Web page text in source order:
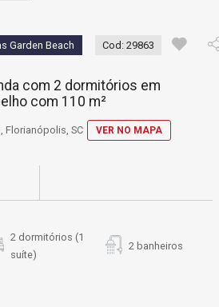
Garden Beach Cod: 29863
com 2 dormitórios em
com 110 m²
Florianópolis, SC VER NO MAPA
2 dormitórios (1
suíte)
2 banheiros